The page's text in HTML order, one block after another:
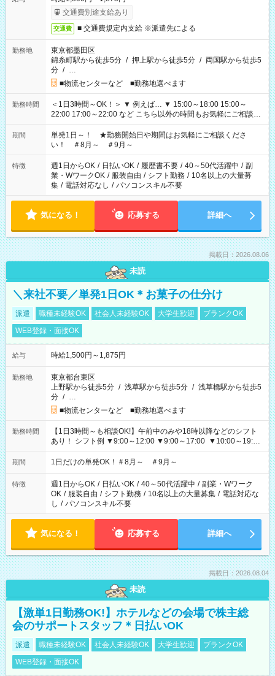
交通費別途支給あり
交通費 ■ 交通費規定内支給 ※派遣先による
勤務地
東京都墨田区
錦糸町駅から徒歩5分 / 押上駅から徒歩5分 / 両国駅から徒歩5
分 / …
■物流センターなど ■勤務地選べます
勤務時間
＜1日3時間～OK！＞ ▼ 例えば… ▼ 15:00～18:00 15:00～
22:00 17:00～22:00 など こちら以外の時間もお気軽にご相談く
ださい！
期間
単発1日～！ ★勤務開始日や期間はお気軽にご相談くださ
い！ ＃8月～ ＃9月～
特徴 週1日からOK / 日払いOK / 履歴書不要 / 40～50代活躍中 / 副
業・WワークOK / 服装自由 / シフト勤務 / 10名以上の大量募
集 / 電話対応なし / パソコンスキル不要
気になる！ 応募する 詳細へ
掲載日：2026.08.06
未読
＼来社不要／単発1日OK＊お菓子の仕分け
派遣 職種未経験OK 社会人未経験OK 大学生歓迎
ブランクOK
WEB登録・面接OK
給与 時給1,500円～1,875円
勤務地
東京都台東区
上野駅から徒歩5分 / 浅草駅から徒歩5分 / 浅草橋駅から徒歩5
分 / …
■物流センターなど ■勤務地選べます
勤務時間
【1日3時間～も相談OK!】午前中のみや18時以降などのシフト
あり！ シフト例 ▼9:00～12:00 ▼9:00～17:00 ▼10:00～19:00
▼18:00～21:00
期間 1日だけの単発OK！＃8月～ ＃9月～
特徴 週1日からOK / 日払いOK / 40～50代活躍中 / 副業・Wワーク
OK / 服装自由 / シフト勤務 / 10名以上の大量募集 / 電話対応な
し / パソコンスキル不要
気になる！ 応募する 詳細へ
掲載日：2026.08.04
未読
【激単1日勤務OK!】ホテルなどの会場で株主総
会のサポートスタッフ＊日払いOK
派遣 職種未経験OK 社会人未経験OK 大学生歓迎
ブランクOK
WEB登録・面接OK